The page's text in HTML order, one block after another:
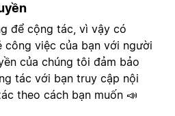
để cộng tác, vì vậy có
công việc của bạn với người
của chúng tôi đảm bảo
tác với bạn truy cập nội
theo cách bạn muốn 📣